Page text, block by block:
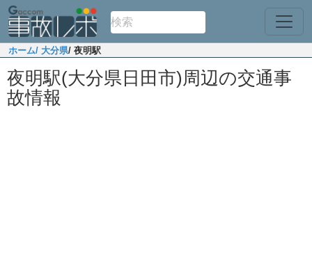
ホーム/ 大分県/ 夜明駅
夜明駅(大分県日田市)周辺の交通事
故情報